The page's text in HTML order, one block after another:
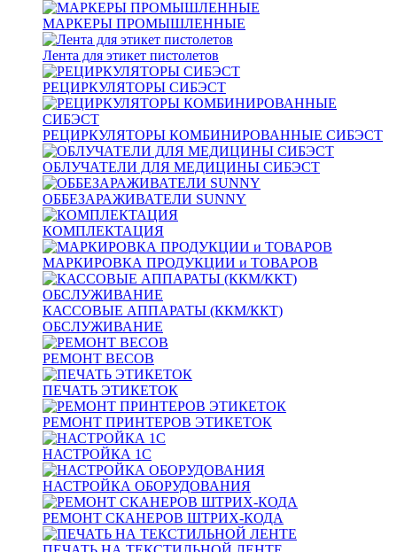
МАРКЕРЫ ПРОМЫШЛЕННЫЕ
Лента для этикет пистолетов
РЕЦИРКУЛЯТОРЫ СИБЭСТ
РЕЦИРКУЛЯТОРЫ КОМБИНИРОВАННЫЕ СИБЭСТ
ОБЛУЧАТЕЛИ ДЛЯ МЕДИЦИНЫ СИБЭСТ
ОББЕЗАРАЖИВАТЕЛИ SUNNY
КОМПЛЕКТАЦИЯ
МАРКИРОВКА ПРОДУКЦИИ и ТОВАРОВ
КАССОВЫЕ АППАРАТЫ (ККМ/ККТ)
ОБСЛУЖИВАНИЕ
РЕМОНТ ВЕСОВ
ПЕЧАТЬ ЭТИКЕТОК
РЕМОНТ ПРИНТЕРОВ ЭТИКЕТОК
НАСТРОЙКА 1С
НАСТРОЙКА ОБОРУДОВАНИЯ
РЕМОНТ СКАНЕРОВ ШТРИХ-КОДА